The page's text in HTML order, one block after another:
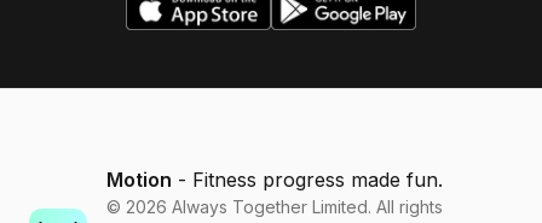
Motion - Fitness progress made fun.
© 2026 Always Together Limited. All rights